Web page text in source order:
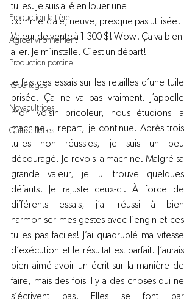
Production laitière
Agroenvironnement
Production porcine
Reportages
Novacultrices
Quincailleries
tuiles. Je suis allé en louer une
commerciale, neuve, presque pas utilisée.
Valeur de vente à 1 300 $! Wow! Ça va bien
aller. Je m’installe. C’est un départ!
Je fais des essais sur les retailles d’une tuile
brisée. Ça ne va pas vraiment. J’appelle
mon voisin bricoleur, nous étudions la
machine. Il repart, je continue. Après trois
tuiles non réussies, je suis un peu
découragé. Je revois la machine. Malgré sa
grande valeur, je lui trouve quelques
défauts. Je rajuste ceux-ci. À force de
différents essais, j’ai réussi à bien
harmoniser mes gestes avec l’engin et ces
tuiles pas faciles! J’ai quadruplé ma vitesse
d’exécution et le résultat est parfait. J’aurais
bien aimé avoir un écrit sur la manière de
faire, mais des fois il y a des choses qui ne
s’écrivent pas. Elles se font par